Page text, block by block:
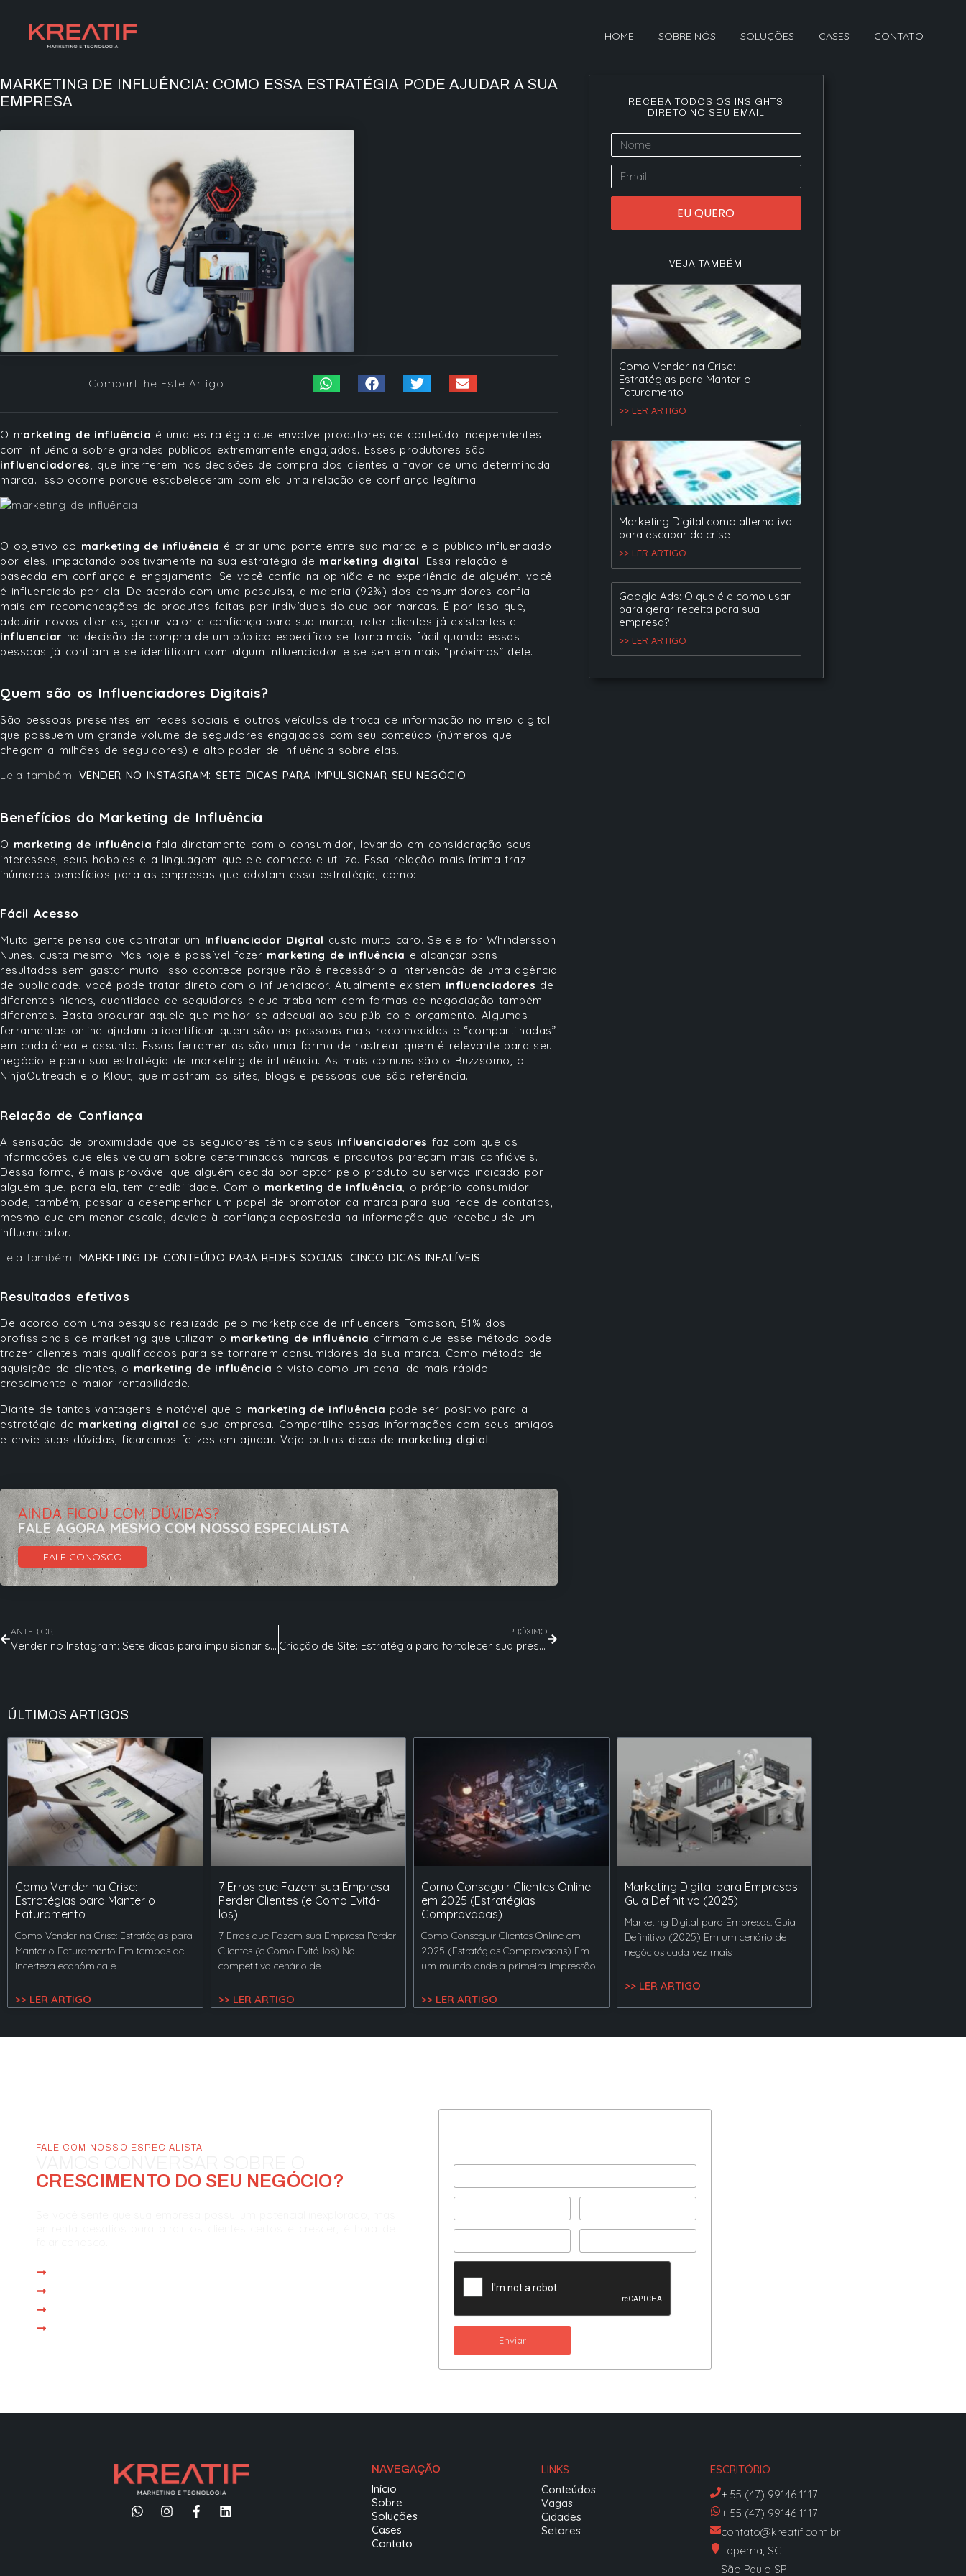
HOME SOBRE NÓS SOLUÇÕES CASES CONTATO
MARKETING DE INFLUÊNCIA: COMO ESSA ESTRATÉGIA PODE AJUDAR A SUA
EMPRESA
Compartilhe Este Artigo
O marketing de influência é uma estratégia que envolve produtores de conteúdo independentes
com influência sobre grandes públicos extremamente engajados. Esses produtores são
influenciadores, que interferem nas decisões de compra dos clientes a favor de uma determinada
marca. Isso ocorre porque estabeleceram com ela uma relação de confiança legítima.
O objetivo do marketing de influência é criar uma ponte entre sua marca e o público influenciado
por eles, impactando positivamente na sua estratégia de marketing digital. Essa relação é
baseada em confiança e engajamento. Se você confia na opinião e na experiência de alguém, você
é influenciado por ela. De acordo com uma pesquisa, a maioria (92%) dos consumidores confia
mais em recomendações de produtos feitas por indivíduos do que por marcas. É por isso que,
adquirir novos clientes, gerar valor e confiança para sua marca, reter clientes já existentes e
influenciar na decisão de compra de um público específico se torna mais fácil quando essas
pessoas já confiam e se identificam com algum influenciador e se sentem mais “próximos” dele.
Quem são os Influenciadores Digitais?
São pessoas presentes em redes sociais e outros veículos de troca de informação no meio digital
que possuem um grande volume de seguidores engajados com seu conteúdo (números que
chegam a milhões de seguidores) e alto poder de influência sobre elas.
Leia também: VENDER NO INSTAGRAM: SETE DICAS PARA IMPULSIONAR SEU NEGÓCIO
Benefícios do Marketing de Influência
O marketing de influência fala diretamente com o consumidor, levando em consideração seus
interesses, seus hobbies e a linguagem que ele conhece e utiliza. Essa relação mais íntima traz
inúmeros benefícios para as empresas que adotam essa estratégia, como:
Fácil Acesso
Muita gente pensa que contratar um Influenciador Digital custa muito caro. Se ele for Whindersson
Nunes, custa mesmo. Mas hoje é possível fazer marketing de influência e alcançar bons
resultados sem gastar muito. Isso acontece porque não é necessário a intervenção de uma agência
de publicidade, você pode tratar direto com o influenciador. Atualmente existem influenciadores de
diferentes nichos, quantidade de seguidores e que trabalham com formas de negociação também
diferentes. Basta procurar aquele que melhor se adequai ao seu público e orçamento. Algumas
ferramentas online ajudam a identificar quem são as pessoas mais reconhecidas e “compartilhadas”
em cada área e assunto. Essas ferramentas são uma forma de rastrear quem é relevante para seu
negócio e para sua estratégia de marketing de influência. As mais comuns são o Buzzsomo, o
NinjaOutreach e o Klout, que mostram os sites, blogs e pessoas que são referência.
Relação de Confiança
A sensação de proximidade que os seguidores têm de seus influenciadores faz com que as
informações que eles veiculam sobre determinadas marcas e produtos pareçam mais confiáveis.
Dessa forma, é mais provável que alguém decida por optar pelo produto ou serviço indicado por
alguém que, para ela, tem credibilidade. Com o marketing de influência , o próprio consumidor
pode, também, passar a desempenhar um papel de promotor da marca para sua rede de contatos,
mesmo que em menor escala, devido à confiança depositada na informação que recebeu de um
influenciador.
Leia também: MARKETING DE CONTEÚDO PARA REDES SOCIAIS: CINCO DICAS INFALÍVEIS
Resultados efetivos
De acordo com uma pesquisa realizada pelo marketplace de influencers Tomoson, 51% dos
profissionais de marketing que utilizam o marketing de influência afirmam que esse método pode
trazer clientes mais qualificados para se tornarem consumidores da sua marca. Como método de
aquisição de clientes, o marketing de influência é visto como um canal de mais rápido
crescimento e maior rentabilidade.
Diante de tantas vantagens é notável que o marketing de influência pode ser positivo para a
estratégia de marketing digital da sua empresa. Compartilhe essas informações com seus amigos
e envie suas dúvidas, ficaremos felizes em ajudar. Veja outras dicas de marketing digital.
AINDA FICOU COM DÚVIDAS?
FALE AGORA MESMO COM NOSSO ESPECIALISTA
FALE CONOSCO
ANTERIOR
Vender no Instagram: Sete dicas para impulsionar seu negócio
PRÓXIMO
Criação de Site: Estratégia para fortalecer sua presença digital
RECEBA TODOS OS INSIGHTS
DIRETO NO SEU EMAIL
EU QUERO
VEJA TAMBÉM
Como Vender na Crise:
Estratégias para Manter o
Faturamento
>> LER ARTIGO
Marketing Digital como alternativa
para escapar da crise
>> LER ARTIGO
Google Ads: O que é e como usar
para gerar receita para sua
empresa?
>> LER ARTIGO
ÚLTIMOS ARTIGOS
Como Vender na Crise:
Estratégias para Manter o
Faturamento
Como Vender na Crise: Estratégias para
Manter o Faturamento Em tempos de
incerteza econômica e
>> LER ARTIGO
7 Erros que Fazem sua Empresa
Perder Clientes (e Como Evitá-
los)
7 Erros que Fazem sua Empresa Perder
Clientes (e Como Evitá-los) No
competitivo cenário de
>> LER ARTIGO
Como Conseguir Clientes Online
em 2025 (Estratégias
Comprovadas)
Como Conseguir Clientes Online em
2025 (Estratégias Comprovadas) Em
um mundo onde a primeira impressão
>> LER ARTIGO
Marketing Digital para Empresas:
Guia Definitivo (2025)
Marketing Digital para Empresas: Guia
Definitivo (2025) Em um cenário de
negócios cada vez mais
>> LER ARTIGO
FALE COM NOSSO ESPECIALISTA
CRESCIMENTO DO SEU NEGÓCIO?
Enviar
NAVEGAÇÃO
Início
Sobre
Soluções
Cases
Contato
LINKS
Conteúdos
Vagas
Cidades
Setores
ESCRITÓRIO
+ 55 (47) 99146 1117
+ 55 (47) 99146 1117
contato@kreatif.com.br
Itapema, SC
São Paulo SP